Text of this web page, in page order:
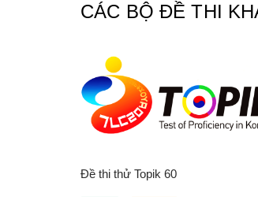
CÁC BỘ ĐỀ THI
Đề thi thử Topik 60